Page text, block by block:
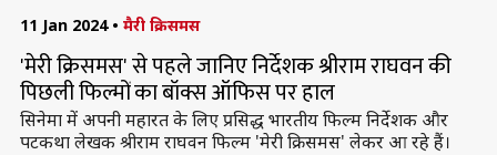
11 Jan 2024 • मैरी क्रिसमस
'मेरी क्रिसमस' से पहले जानिए निर्देशक श्रीराम राघवन की
पिछली फिल्मों का बॉक्स ऑफिस पर हाल
सिनेमा में अपनी महारत के लिए प्रसिद्ध भारतीय फिल्म निर्देशक और
पटकथा लेखक श्रीराम राघवन फिल्म 'मेरी क्रिसमस' लेकर आ रहे हैं।